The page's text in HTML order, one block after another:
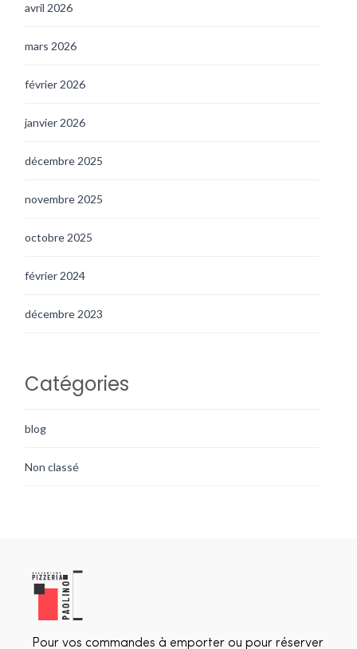
avril 2026
mars 2026
février 2026
janvier 2026
décembre 2025
novembre 2025
octobre 2025
février 2024
décembre 2023
Catégories
blog
Non classé
Pour vos commandes à emporter ou pour réserver